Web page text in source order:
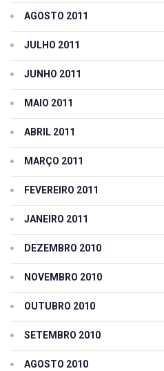
AGOSTO 2011
JULHO 2011
JUNHO 2011
MAIO 2011
ABRIL 2011
MARÇO 2011
FEVEREIRO 2011
JANEIRO 2011
DEZEMBRO 2010
NOVEMBRO 2010
OUTUBRO 2010
SETEMBRO 2010
AGOSTO 2010